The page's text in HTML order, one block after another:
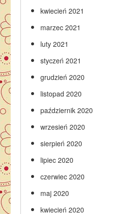
kwiecień 2021
marzec 2021
luty 2021
styczeń 2021
grudzień 2020
listopad 2020
październik 2020
wrzesień 2020
sierpień 2020
lipiec 2020
czerwiec 2020
maj 2020
kwiecień 2020